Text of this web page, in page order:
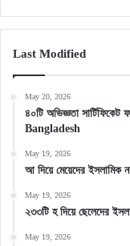
Last Modified
May 20, 2026
৪০টি অভিজ্ঞতা
Bangladesh
May 19, 2026
আ দিয়ে মেয়েদের
May 19, 2026
২৩৩টি হ দিয়ে ছেলেদের
May 19, 2026